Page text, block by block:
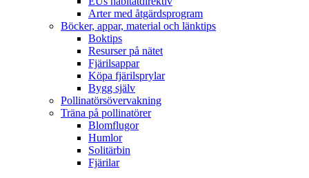
Arter med åtgärdsprogram
Böcker, appar, material och länktips
Boktips
Resurser på nätet
Fjärilsappar
Köpa fjärilsprylar
Bygg själv
Pollinatörsövervakning
Träna på pollinatörer
Blomflugor
Humlor
Solitärbin
Fjärilar